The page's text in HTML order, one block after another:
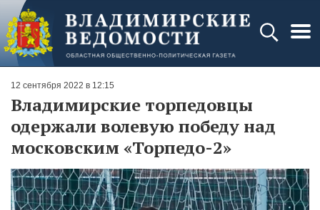
12 сентября 2022 в 12:15
Владимирские торпедовцы
одержали волевую победу над
московским «Торпедо-2»